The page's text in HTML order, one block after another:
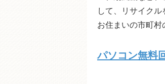
して、リサイクル
お住まいの市町村
パソコン無料